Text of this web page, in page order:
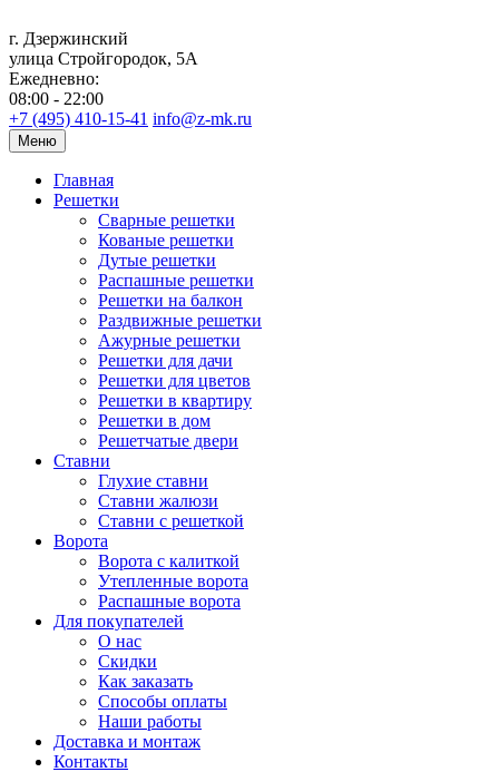
г. Дзержинский
улица Стройгородок, 5А
Ежедневно:
08:00 - 22:00
+7 (495) 410-15-41 info@z-mk.ru
Меню
Главная
Решетки
Сварные решетки
Кованые решетки
Дутые решетки
Распашные решетки
Решетки на балкон
Раздвижные решетки
Ажурные решетки
Решетки для дачи
Решетки для цветов
Решетки в квартиру
Решетки в дом
Решетчатые двери
Ставни
Глухие ставни
Ставни жалюзи
Ставни с решеткой
Ворота
Ворота с калиткой
Утепленные ворота
Распашные ворота
Для покупателей
О нас
Скидки
Как заказать
Способы оплаты
Наши работы
Доставка и монтаж
Контакты